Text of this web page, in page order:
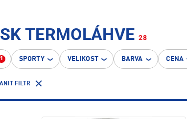
TERMOLÁHVE 28
1 SPORTY VELIKOST BARVA CENA
FILTR